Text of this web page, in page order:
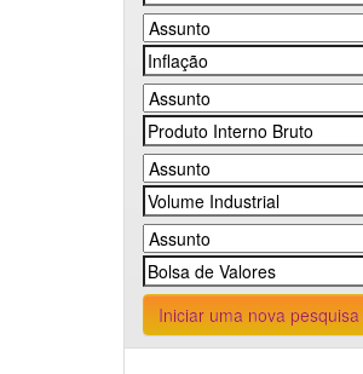
Iniciar uma nova pesquisa